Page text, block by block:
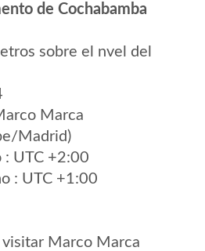
de Cochabamba
sobre el nvel del
Marca
Madrid)
: UTC +2:00
: UTC +1:00
Marco Marca